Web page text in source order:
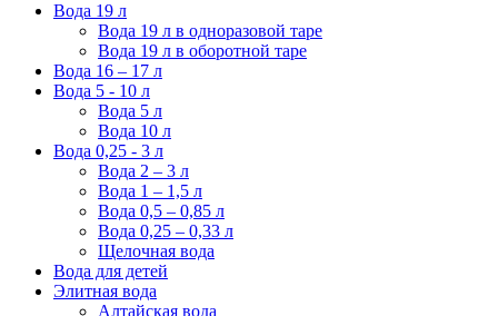
Вода 19 л
Вода 19 л в одноразовой таре
Вода 19 л в оборотной таре
Вода 16 – 17 л
Вода 5 - 10 л
Вода 5 л
Вода 10 л
Вода 0,25 - 3 л
Вода 2 – 3 л
Вода 1 – 1,5 л
Вода 0,5 – 0,85 л
Вода 0,25 – 0,33 л
Щелочная вода
Вода для детей
Элитная вода
Алтайская вода